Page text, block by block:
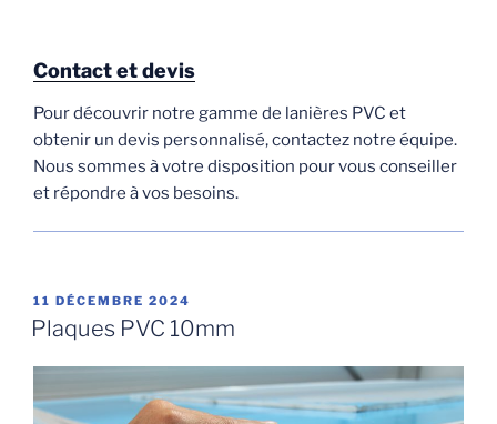
Contact et devis
Pour découvrir notre gamme de lanières PVC et
obtenir un devis personnalisé, contactez notre équipe.
Nous sommes à votre disposition pour vous conseiller
et répondre à vos besoins.
PUBLIÉ
LE
11 DÉCEMBRE 2024
Plaques PVC 10mm